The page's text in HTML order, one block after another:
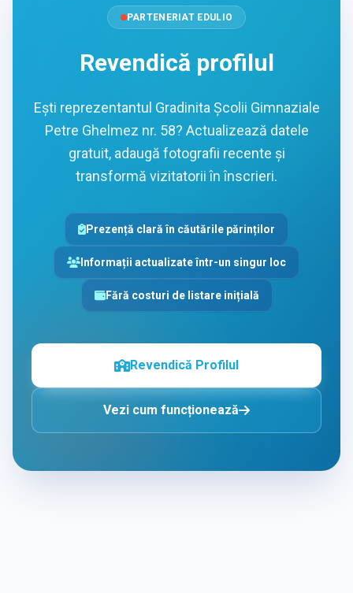
PARTENERIAT EDULIO
Revendică profilul
Ești reprezentantul Gradinita Școlii Gimnaziale
Petre Ghelmez nr. 58? Actualizează datele
gratuit, adaugă fotografii recente și
transformă vizitatorii în înscrieri.
Prezență clară în căutările părinților
Informații actualizate într-un singur loc
Fără costuri de listare inițială
Revendică Profilul
Vezi cum funcționează